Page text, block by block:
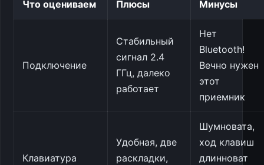
Что оцениваем Плюсы Минусы
Подключение
Стабильный
сигнал 2.4
ГГц, далеко
работает
Нет
Bluetooth!
Вечно нужен
этот
приемник
Клавиатура
Удобная, две
раскладки,
Шумновата,
ход клавиш
длинноват